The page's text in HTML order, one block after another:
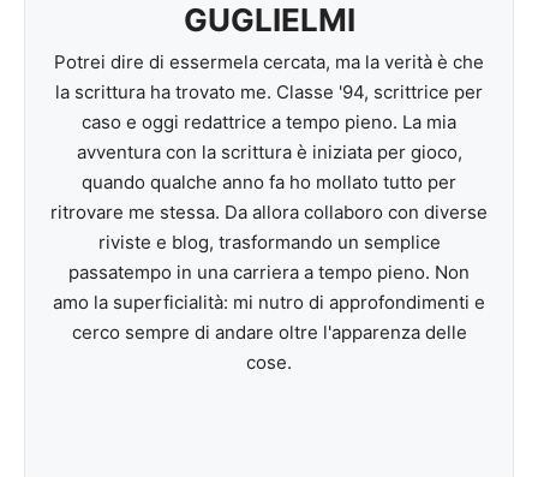
GUGLIELMI
Potrei dire di essermela cercata, ma la verità è che
la scrittura ha trovato me. Classe '94, scrittrice per
caso e oggi redattrice a tempo pieno. La mia
avventura con la scrittura è iniziata per gioco,
quando qualche anno fa ho mollato tutto per
ritrovare me stessa. Da allora collaboro con diverse
riviste e blog, trasformando un semplice
passatempo in una carriera a tempo pieno. Non
amo la superficialità: mi nutro di approfondimenti e
cerco sempre di andare oltre l'apparenza delle
cose.